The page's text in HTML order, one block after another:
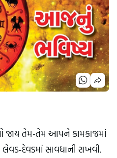
જાય તેમ-તેમ આપને કામકાજમાં
દેવડમાં સાવધાની રાખવી.